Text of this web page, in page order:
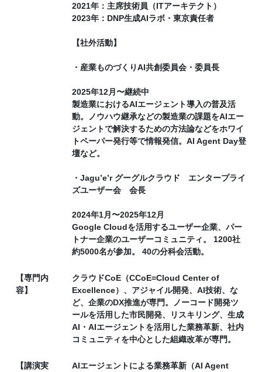
2021年：主席技術員（ITアーキテクト）
2023年：DNP生成AIラボ・東京責任者
【社外活動】
・産業ものづくりAI共創委員会・委員長
2025年12月〜継続中
製造業におけるAIエージェント導入の普及活
動。ノウハウ継承などの製造業の課題をAIエー
ジェントで解決するための方法論などをホワイ
トペーパー発行等で情報発信。AI Agent Day登
壇など。
・Jagu’e’r グーグルクラウド エンタープライ
ズユーザー会 会長
2024年1月〜2025年12月
Google Cloudを活用するユーザー企業、パー
トナー企業のユーザーコミュニティ。 1200社
約5000名が参加。 40の分科会活動。
【専門内
容】
クラウドCoE（CCoE=Cloud Center of
Excellence）、アジャイル開発、AI技術、な
ど、企業のDX推進が専門。ノーコード開発ツ
ールを活用した市民開発、リスキリング、生成
AI・AIエージェントを活用した業務革新、社内
コミュニティを中心とした組織改革が専門。
【講演実
AIエージェントによる業務革新（AI Agent